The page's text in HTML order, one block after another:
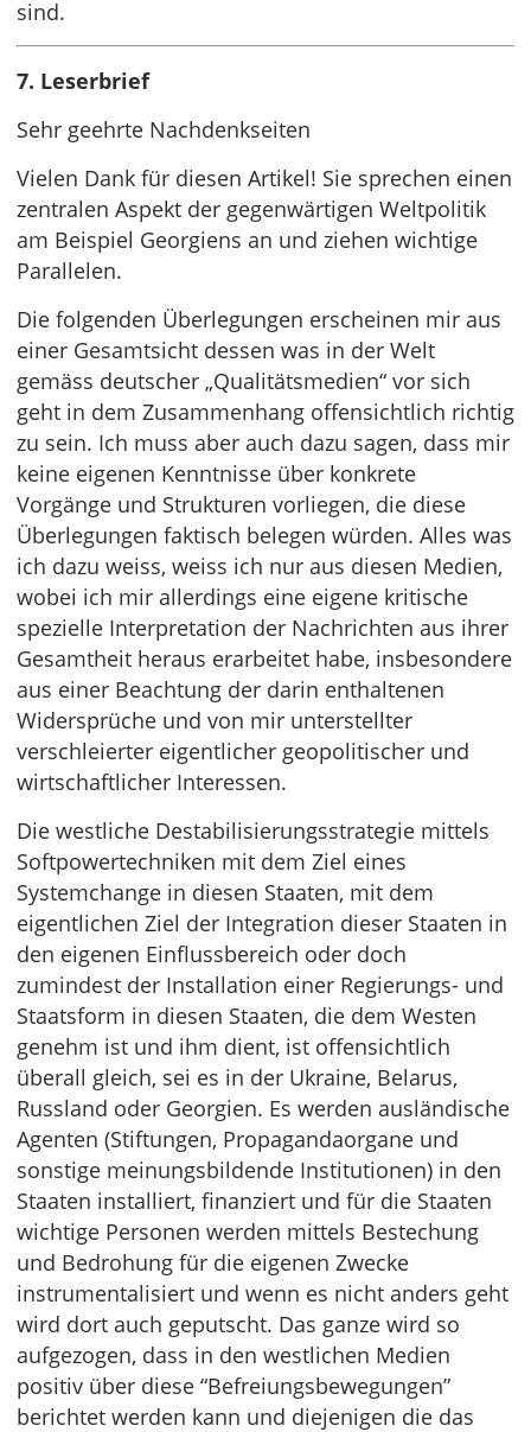
sind.
7. Leserbrief
Sehr geehrte Nachdenkseiten
Vielen Dank für diesen Artikel! Sie sprechen einen
zentralen Aspekt der gegenwärtigen Weltpolitik
am Beispiel Georgiens an und ziehen wichtige
Parallelen.
Die folgenden Überlegungen erscheinen mir aus
einer Gesamtsicht dessen was in der Welt
gemäss deutscher „Qualitätsmedien“ vor sich
geht in dem Zusammenhang offensichtlich richtig
zu sein. Ich muss aber auch dazu sagen, dass mir
keine eigenen Kenntnisse über konkrete
Vorgänge und Strukturen vorliegen, die diese
Überlegungen faktisch belegen würden. Alles was
ich dazu weiss, weiss ich nur aus diesen Medien,
wobei ich mir allerdings eine eigene kritische
spezielle Interpretation der Nachrichten aus ihrer
Gesamtheit heraus erarbeitet habe, insbesondere
aus einer Beachtung der darin enthaltenen
Widersprüche und von mir unterstellter
verschleierter eigentlicher geopolitischer und
wirtschaftlicher Interessen.
Die westliche Destabilisierungsstrategie mittels
Softpowertechniken mit dem Ziel eines
Systemchange in diesen Staaten, mit dem
eigentlichen Ziel der Integration dieser Staaten in
den eigenen Einflussbereich oder doch
zumindest der Installation einer Regierungs- und
Staatsform in diesen Staaten, die dem Westen
genehm ist und ihm dient, ist offensichtlich
überall gleich, sei es in der Ukraine, Belarus,
Russland oder Georgien. Es werden ausländische
Agenten (Stiftungen, Propagandaorgane und
sonstige meinungsbildende Institutionen) in den
Staaten installiert, finanziert und für die Staaten
wichtige Personen werden mittels Bestechung
und Bedrohung für die eigenen Zwecke
instrumentalisiert und wenn es nicht anders geht
wird dort auch geputscht. Das ganze wird so
aufgezogen, dass in den westlichen Medien
positiv über diese “Befreiungsbewegungen”
berichtet werden kann und diejenigen die das